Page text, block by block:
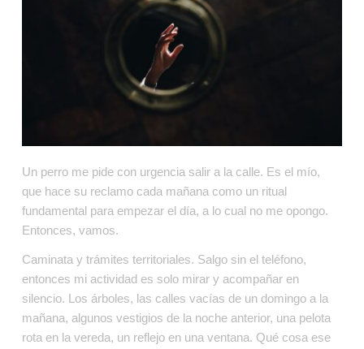
Un perro me pide con urgencia salir a la calle. Es el mío,
que hace su reclamo cada mañana como un ritual
fundamental para empezar el día, a lo cual no me opongo.
Entonces, vamos.
Caminata y trámites territoriales. Salgo sin el teléfono,
entonces mi actividad es solo mirar y acompañar en
silencio. Los árboles, las calles vacías de un domingo a la
mañana, algunos vestigios de la noche anterior, una pelota
rota en la vereda, un reflejo en una ventana. Qué cosa ese